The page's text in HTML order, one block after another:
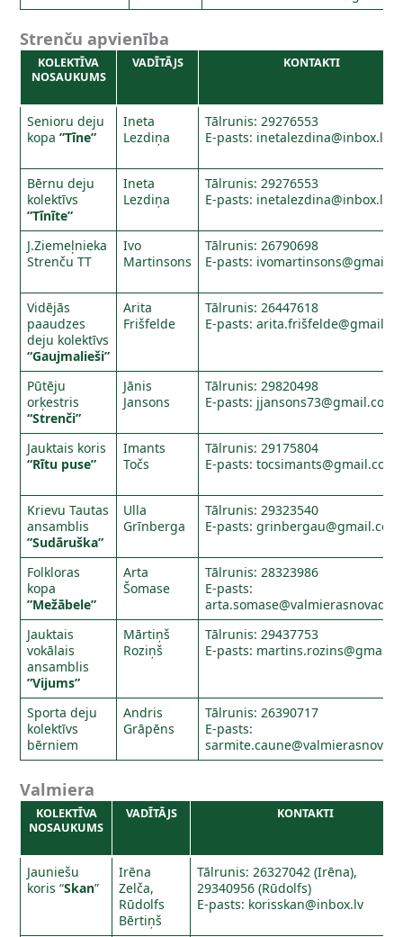
Strenču apvienība
KOLEKTĪVA
NOSAUKUMS
VADĪTĀJS KONTAKTI
Senioru deju
kopa”Tīne”
Ineta
Lezdiņa
Tālrunis: 29276553
E-pasts: inetalezdina@inbox.lv
Bērnu deju
kolektīvs
”Tīnīte”
Ineta
Lezdiņa
Tālrunis: 29276553
E-pasts: inetalezdina@inbox.lv
J.Ziemeļnieka
Strenču TT
Ivo
Martinsons
Tālrunis: 26790698
E-pasts:
Vidējās
paaudzes
deju kolektīvs
“Gaujmalieši”
Arita
Frišfelde
Tālrunis: 26447618
E-pasts: arita.friš
Pūtēju
orķestris
“Strenči”
Jānis
Jansons
Tālrunis: 29820498
E-pasts: jjansons73@gmail.com
Jauktais koris
“Rītu puse”
Imants
Točs
Tālrunis: 29175804
E-pasts:tocsimants@gmail.com
Krievu Tautas
ansamblis
”Sudāruška”
Ulla
Grīnberga
Tālrunis: 29323540
E-pasts:grinbergau@gmail.com
Folkloras
kopa
”Mežābele”
Arta
Šomase
Tālrunis: 28323986
E-pasts:
Jauktais
vokālais
ansamblis
”Vijums”
Mārtiņš
Roziņš
Tālrunis: 29437753
E-pasts:
Sporta deju
kolektīvs
bērniem
Andris
Grāpēns
Tālrunis: 26390717
E-pasts:
Valmiera
KOLEKTĪVA
NOSAUKUMS
VADĪTĀJS KONTAKTI
Jauniešu
koris “Skan”
Irēna
Zelča,
Rūdolfs
Bērtiņš
Tālrunis: 26327042 (Irēna),
29340956 (Rūdolfs)
E-pasts: korisskan@inbox.lv